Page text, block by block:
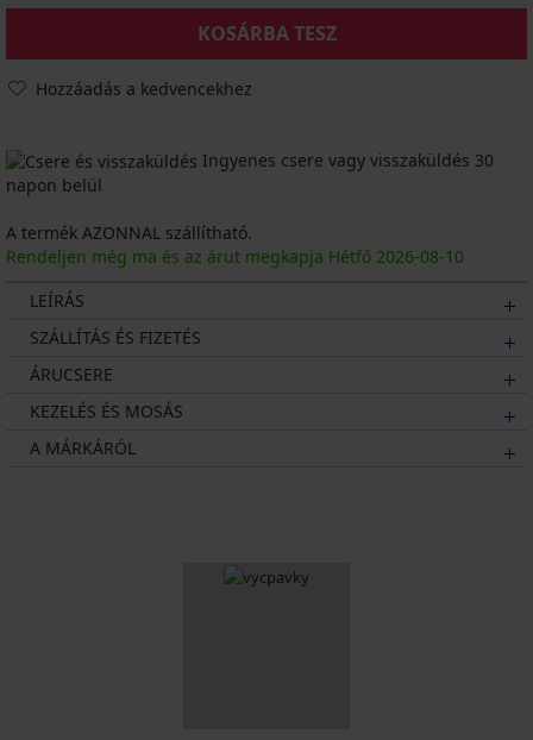
KOSÁRBA TESZ
Hozzáadás a kedvencekhez
Ingyenes csere vagy visszaküldés 30
napon belül
A termék AZONNAL szállítható.
Rendeljen még ma és az árut megkapja Hétfő 2026-08-10
LEÍRÁS
SZÁLLÍTÁS ÉS FIZETÉS
ÁRUCSERE
KEZELÉS ÉS MOSÁS
A MÁRKÁRÓL